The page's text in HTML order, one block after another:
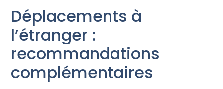
​​Déplacements à
l’étranger :
recommandations
complémentaires